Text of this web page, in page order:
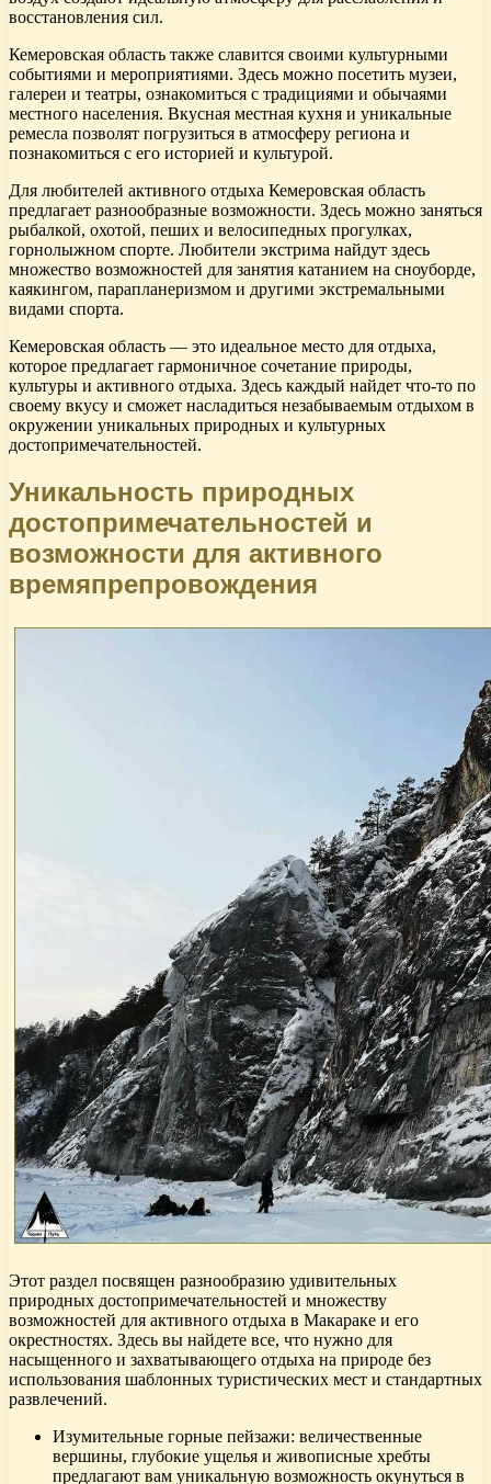
восстановления сил.
Кемеровская область также славится своими культурными
событиями и мероприятиями. Здесь можно посетить музеи,
галереи и театры, ознакомиться с традициями и обычаями
местного населения. Вкусная местная кухня и уникальные
ремесла позволят погрузиться в атмосферу региона и
познакомиться с его историей и культурой.
Для любителей активного отдыха Кемеровская область
предлагает разнообразные возможности. Здесь можно заняться
рыбалкой, охотой, пеших и велосипедных прогулках,
горнолыжном спорте. Любители экстрима найдут здесь
множество возможностей для занятия катанием на сноуборде,
каякингом, парапланеризмом и другими экстремальными
видами спорта.
Кемеровская область — это идеальное место для отдыха,
которое предлагает гармоничное сочетание природы,
культуры и активного отдыха. Здесь каждый найдет что-то по
своему вкусу и сможет насладиться незабываемым отдыхом в
окружении уникальных природных и культурных
достопримечательностей.
Уникальность природных
достопримечательностей и
возможности для активного
времяпрепровождения
Этот раздел посвящен разнообразию удивительных
природных достопримечательностей и множеству
возможностей для активного отдыха в Макараке и его
окрестностях. Здесь вы найдете все, что нужно для
насыщенного и захватывающего отдыха на природе без
использования шаблонных туристических мест и стандартных
развлечений.
Изумительные горные пейзажи: величественные
вершины, глубокие ущелья и живописные хребты
предлагают вам уникальную возможность окунуться в